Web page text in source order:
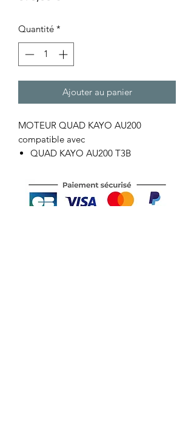
Quantité *
Ajouter au panier
MOTEUR QUAD KAYO AU200
compatible avec
QUAD KAYO AU200 T3B